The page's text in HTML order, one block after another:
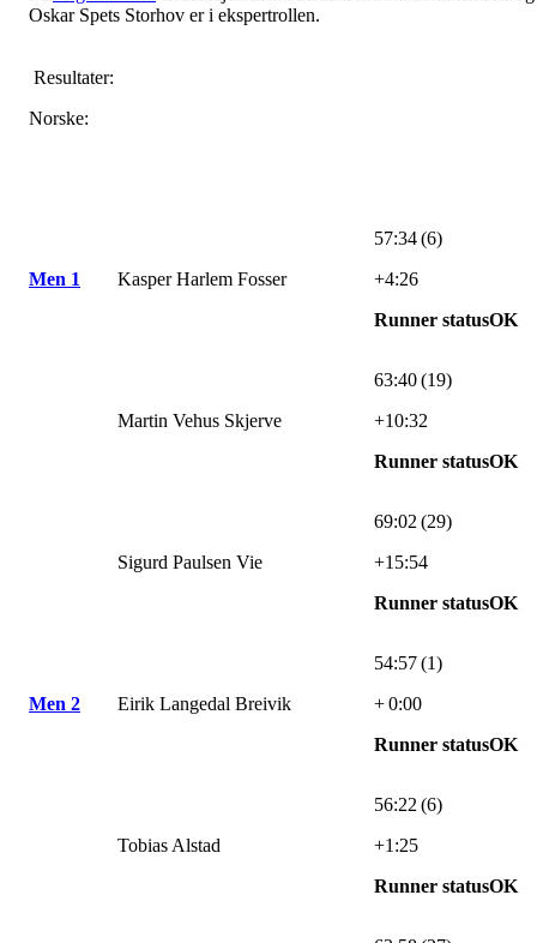
Oskar Spets Storhov er i ekspertrollen.
Resultater:
Norske:
Men 1 Kasper Harlem Fosser
57:34 (6)
+4:26
Runner statusOK
Martin Vehus Skjerve
63:40 (19)
+10:32
Runner statusOK
Sigurd Paulsen Vie
69:02 (29)
+15:54
Runner statusOK
Men 2 Eirik Langedal Breivik
54:57 (1)
+ 0:00
Runner statusOK
Tobias Alstad
56:22 (6)
+1:25
Runner statusOK